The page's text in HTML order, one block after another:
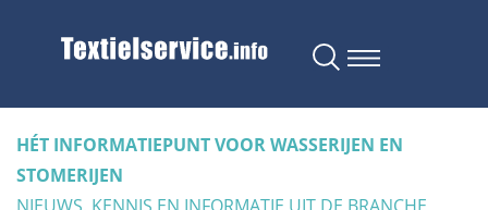
HÉT INFORMATIEPUNT VOOR WASSERIJEN EN
STOMERIJEN